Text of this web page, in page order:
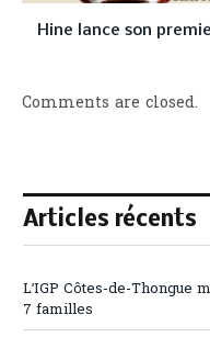
Hine lance son
Comments are closed.
Articles récents
L’IGP Côtes-de-Thongue
7 familles